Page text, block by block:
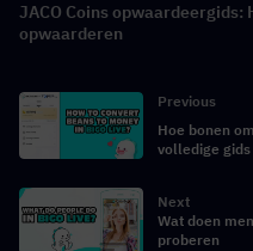
JACO Coins
opwaarderen
Previous
Hoe bonen
volledige gids
Next
Wat doen
proberen